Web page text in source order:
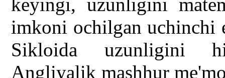
imkoni ochilgan uchinchi
Sikloida uzunligini
Angliyalik mashhur